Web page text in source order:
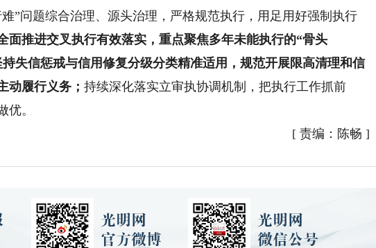
问题综合治理、源头治理，严格规范执行，用足用好强制执行
面推进交叉执行有效落实，重点聚焦多年未能执行的“骨头
失信惩戒与信用修复分级分类精准适用，规范开展限高清理和信
动履行义务；持续深化落实立审执协调机制，把执行工作抓前
优。
[ 责编：陈畅 ]